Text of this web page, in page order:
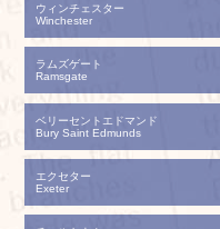
ウィンチェスター
Winchester
ラムズゲート
Ramsgate
ベリーセントエドマンド
Bury Saint Edmunds
エクセター
Exeter